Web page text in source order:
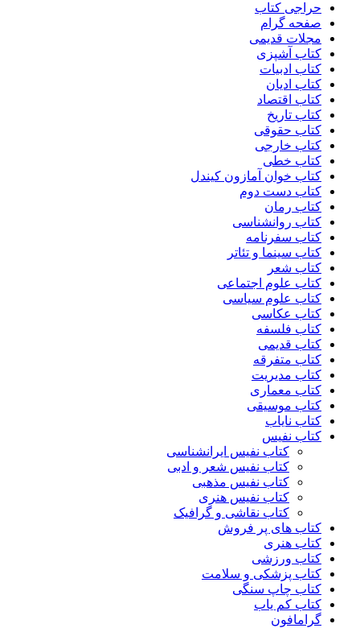
حراجی کتاب
صفحه گرام
مجلات قدیمی
کتاب آشپزی
کتاب ادبیات
کتاب ادیان
کتاب اقتصاد
کتاب تاریخ
کتاب حقوقی
کتاب خارجی
کتاب خطی
کتاب خوان آمازون کیندل
کتاب دست دوم
کتاب رمان
کتاب روانشناسی
کتاب سفرنامه
کتاب سینما و تئاتر
کتاب شعر
کتاب علوم اجتماعی
کتاب علوم سیاسی
کتاب عکاسی
کتاب فلسفه
کتاب قدیمی
کتاب متفرقه
کتاب مدیریت
کتاب معماری
کتاب موسیقی
کتاب نایاب
کتاب نفیس
کتاب نفیس ایرانشناسی
کتاب نفیس شعر و ادبی
کتاب نفیس مذهبی
کتاب نفیس هنری
کتاب نقاشی و گرافیک
کتاب های پر فروش
کتاب هنری
کتاب ورزشی
کتاب پزشکی و سلامت
کتاب چاپ سنگی
کتاب کم یاب
گرامافون